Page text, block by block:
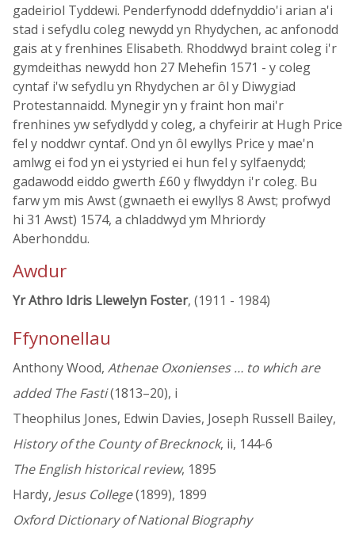
gadeiriol Tyddewi. Penderfynodd ddefnyddio'i arian a'i
stad i sefydlu coleg newydd yn Rhydychen, ac anfonodd
gais at y frenhines Elisabeth. Rhoddwyd braint coleg i'r
gymdeithas newydd hon 27 Mehefin 1571 - y coleg
cyntaf i'w sefydlu yn Rhydychen ar ôl y Diwygiad
Protestannaidd. Mynegir yn y fraint hon mai'r
frenhines yw sefydlydd y coleg, a chyfeirir at Hugh Price
fel y noddwr cyntaf. Ond yn ôl ewyllys Price y mae'n
amlwg ei fod yn ei ystyried ei hun fel y sylfaenydd;
gadawodd eiddo gwerth £60 y flwyddyn i'r coleg. Bu
farw ym mis Awst (gwnaeth ei ewyllys 8 Awst; profwyd
hi 31 Awst) 1574, a chladdwyd ym Mhriordy
Aberhonddu.
Awdur
Yr Athro Idris Llewelyn Foster, (1911 - 1984)
Ffynonellau
Anthony Wood, Athenae Oxonienses … to which are
added The Fasti(1813–20), i
Theophilus Jones, Edwin Davies, Joseph Russell Bailey,
History of the County of Brecknock, ii, 144-6
The English historical review, 1895
Hardy, Jesus College(1899), 1899
Oxford Dictionary of National Biography